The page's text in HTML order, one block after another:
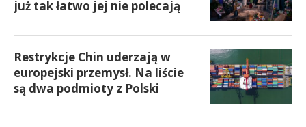
już tak łatwo jej nie polecają
Restrykcje Chin uderzają w
europejski przemysł. Na liście
są dwa podmioty z Polski